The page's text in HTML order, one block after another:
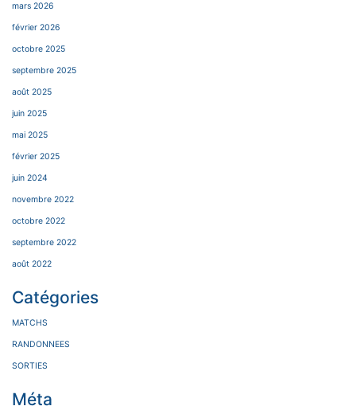
mars 2026
février 2026
octobre 2025
septembre 2025
août 2025
juin 2025
mai 2025
février 2025
juin 2024
novembre 2022
octobre 2022
septembre 2022
août 2022
Catégories
MATCHS
RANDONNEES
SORTIES
Méta